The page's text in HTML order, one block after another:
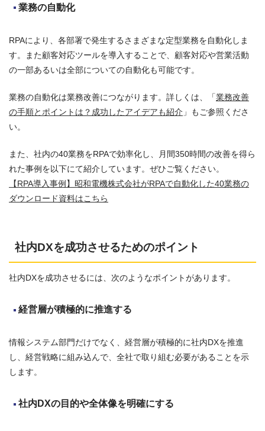
業務の自動化
RPAにより、各部署で発生するさまざまな定型業務を自動化しま
す。また顧客対応ツールを導入することで、顧客対応や営業活動
の一部あるいは全部についての自動化も可能です。
業務の自動化は業務改善につながります。詳しくは、「業務改善
の手順とポイントは？成功したアイデアも紹介 」もご参照くださ
い。
また、社内の40業務をRPAで効率化し、月間350時間の改善を得ら
れた事例を以下にて紹介しています。ぜひご覧ください。
【RPA導入事例】昭和電機株式会社がRPAで自動化した40業務の
ダウンロード資料はこちら
社内DXを成功させるためのポイント
社内DXを成功させるには、次のようなポイントがあります。
経営層が積極的に推進する
情報システム部門だけでなく、経営層が積極的に社内DXを推進
し、経営戦略に組み込んで、全社で取り組む必要があることを示
します。
社内DXの目的や全体像を明確にする